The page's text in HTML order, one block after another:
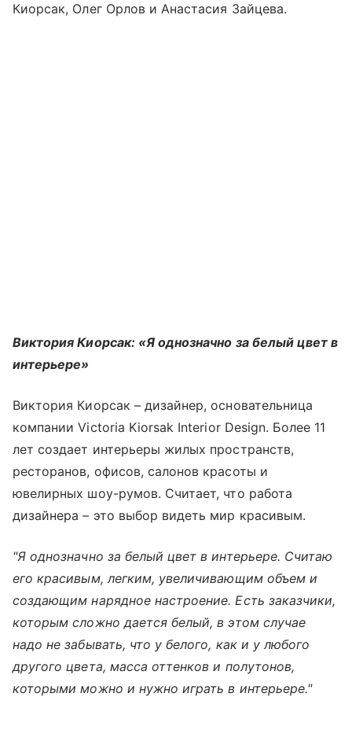
Киорсак, Олег Орлов и Анастасия Зайцева.
Виктория Киорсак: «Я однозначно за белый цвет в
интерьере»
Виктория Киорсак – дизайнер, основательница
компании Victoria Kiorsak Interior Design. Более 11
лет создает интерьеры жилых пространств,
ресторанов, офисов, салонов красоты и
ювелирных шоу-румов. Считает, что работа
дизайнера – это выбор видеть мир красивым.
"Я однозначно за белый цвет в интерьере. Считаю
его красивым, легким, увеличивающим объем и
создающим нарядное настроение. Есть заказчики,
которым сложно дается белый, в этом случае
надо не забывать, что у белого, как и у любого
другого цвета, масса оттенков и полутонов,
которыми можно и нужно играть в интерьере."